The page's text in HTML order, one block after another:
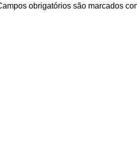
obrigatórios são marcados